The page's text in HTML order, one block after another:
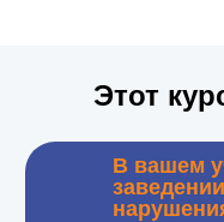
Этот
В вашем